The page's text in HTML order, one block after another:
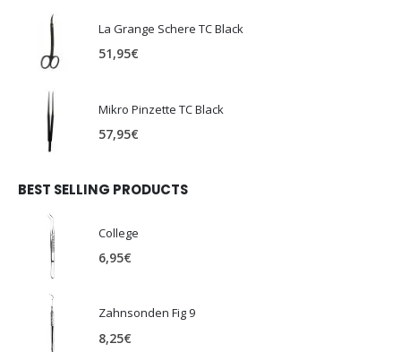
La Grange Schere TC Black
51,95€
Mikro Pinzette TC Black
57,95€
BEST SELLING PRODUCTS
College
6,95€
Zahnsonden Fig 9
8,25€